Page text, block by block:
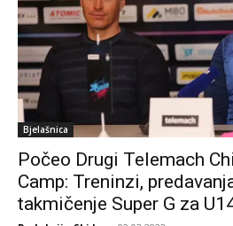
Bjelašnica
Počeo Drugi Telemach
Camp: Treninzi,
takmičenje Super G za